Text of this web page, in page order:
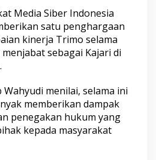
Media Siber Indonesia
satu penghargaan
kinerja Trimo selama
sebagai Kajari di
Wahyudi menilai, selama ini
memberikan dampak
penegakan hukum yang
kepada masyarakat